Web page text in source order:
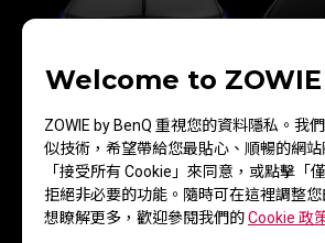
Welcome to
ZOWIE by BenQ 重視您的資料隱私。我
似技術，希望帶給您最貼心、順暢的網
「接受所有 Cookie」來同意，或點擊「
拒絕非必要的功能。隨時可在這裡調整您
想瞭解更多，歡迎參閱我們的Cookie 政
左右側斜角度設計